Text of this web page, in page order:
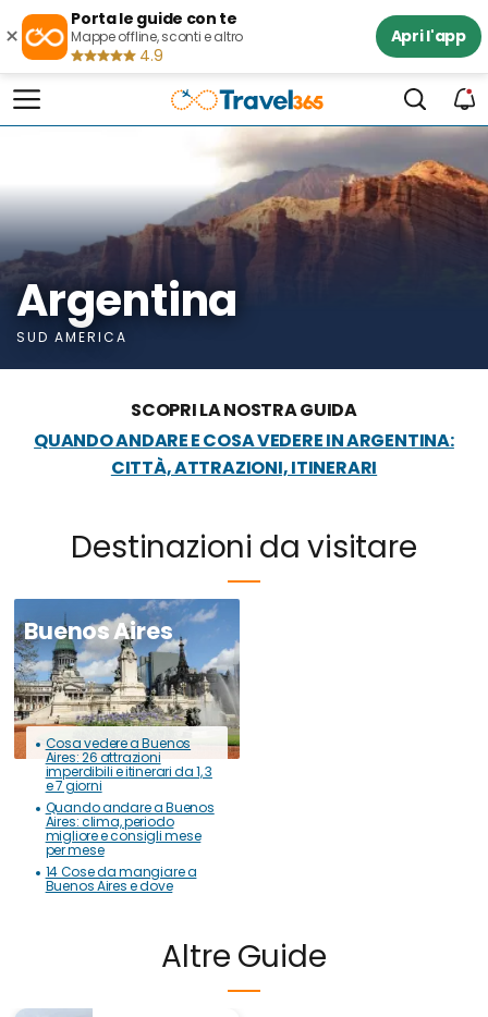
×
Porta le guide con te
Mappe offline, sconti e altro
4.9
Apri l'app
Argentina
SUD AMERICA
SCOPRI LA NOSTRA GUIDA
QUANDO ANDARE E COSA VEDERE IN ARGENTINA:
CITTÀ, ATTRAZIONI, ITINERARI
Destinazioni da visitare
Buenos Aires
Cosa vedere a Buenos
Aires: 26 attrazioni
imperdibili e itinerari da 1, 3
e 7 giorni
Quando andare a Buenos
Aires: clima, periodo
migliore e consigli mese
per mese
14 Cose da mangiare a
Buenos Aires e dove
Altre Guide